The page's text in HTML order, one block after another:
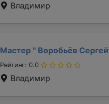
Владимир
Мастер " Воробьёв
Рейтинг: 0.0
Владимир